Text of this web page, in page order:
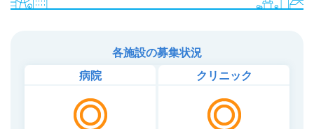
各施設の募集状況
病院
クリニック